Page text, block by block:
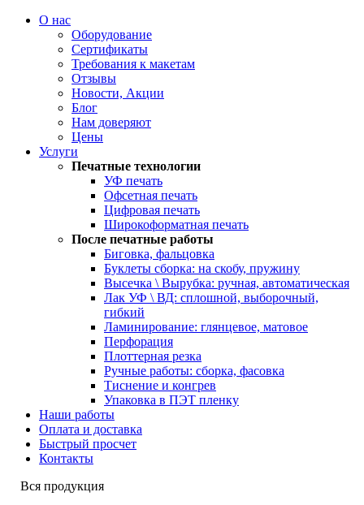
О нас
Оборудование
Сертификаты
Требования к макетам
Отзывы
Новости, Акции
Блог
Нам доверяют
Цены
Услуги
Печатные технологии
УФ печать
Офсетная печать
Цифровая печать
Широкоформатная печать
После печатные работы
Биговка, фальцовка
Буклеты сборка: на скобу, пружину
Высечка \ Вырубка: ручная, автоматическая
Лак УФ \ ВД: сплошной, выборочный,
гибкий
Ламинирование: глянцевое, матовое
Перфорация
Плоттерная резка
Ручные работы: сборка, фасовка
Тиснение и конгрев
Упаковка в ПЭТ пленку
Наши работы
Оплата и доставка
Быстрый просчет
Контакты
Вся продукция